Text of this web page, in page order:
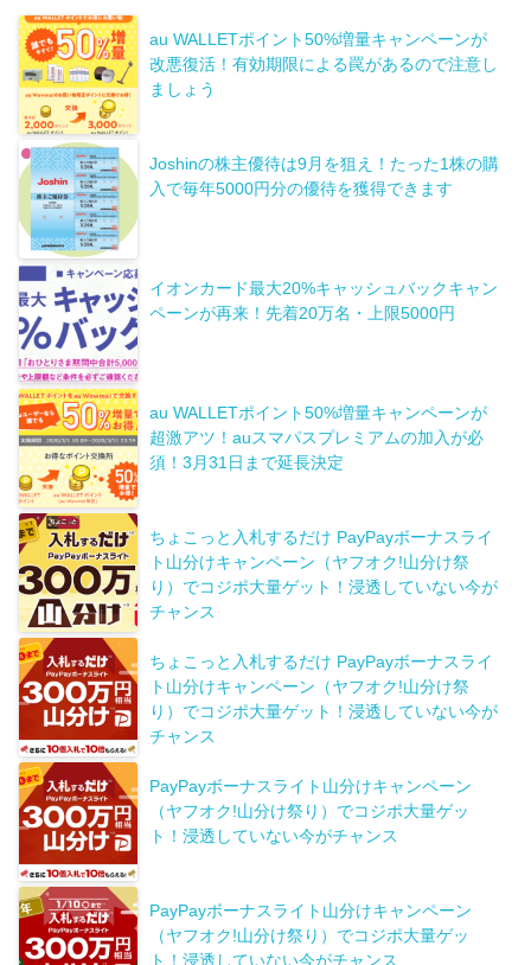
au WALLETポイント50%増量キャンペーンが
改悪復活！有効期限による罠があるので注意し
ましょう
Joshinの株主優待は9月を狙え！たった1株の購
入で毎年5000円分の優待を獲得できます
イオンカード最大20%キャッシュバックキャン
ペーンが再来！先着20万名・上限5000円
au WALLETポイント50%増量キャンペーンが
超激アツ！auスマパスプレミアムの加入が必
須！3月31日まで延長決定
ちょこっと入札するだけ PayPayボーナスライ
ト山分けキャンペーン（ヤフオク!山分け祭
り）でコジポ大量ゲット！浸透していない今が
チャンス
ちょこっと入札するだけ PayPayボーナスライ
ト山分けキャンペーン（ヤフオク!山分け祭
り）でコジポ大量ゲット！浸透していない今が
チャンス
PayPayボーナスライト山分けキャンペーン
（ヤフオク!山分け祭り）でコジポ大量ゲッ
ト！浸透していない今がチャンス
PayPayボーナスライト山分けキャンペーン
（ヤフオク!山分け祭り）でコジポ大量ゲッ
ト！浸透していない今がチャンス